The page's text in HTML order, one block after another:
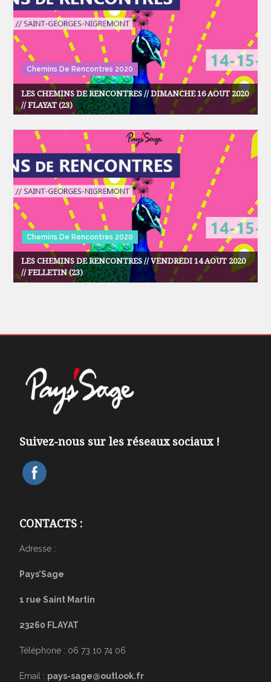
Chemins De Rencontres 2020
LES CHEMINS DE RENCONTRES // DIMANCHE 16 AOUT 2020
// FLAYAT (23)
Chemins De Rencontres 2020
LES CHEMINS DE RENCONTRES // VENDREDI 14 AOUT 2020
// FELLETIN (23)
Suivez-nous sur les réseaux sociaux !
CONTACTS :
Adresse :
Pays’Sage
1 rue Saint Martin
23260 FLAYAT
Téléphone : 06 73 10 74 06
Email : pays-sage@outlook.fr